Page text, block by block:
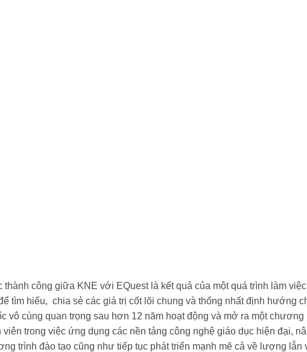
thành công giữa KNE với EQuest là kết quả của một quá trình làm
tìm hiểu, chia sẻ các giá trị cốt lõi chung và thống nhất định hướng
vô cùng quan trọng sau hơn 12 năm hoạt động và mở ra một
trong việc ứng dụng các nền tảng công nghệ giáo dục hiện đại,
trình đào tạo cũng như tiếp tục phát triển mạnh mẽ cả về lượng lẫn